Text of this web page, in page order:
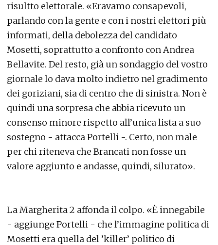
risultto elettorale. «Eravamo consapevoli,
parlando con la gente e con i nostri elettori più
informati, della debolezza del candidato
Mosetti, soprattutto a confronto con Andrea
Bellavite. Del resto, già un sondaggio del vostro
giornale lo dava molto indietro nel gradimento
dei goriziani, sia di centro che di sinistra. Non è
quindi una sorpresa che abbia ricevuto un
consenso minore rispetto all’unica lista a suo
sostegno - attacca Portelli -. Certo, non male
per chi riteneva che Brancati non fosse un
valore aggiunto e andasse, quindi, silurato».
La Margherita 2 affonda il colpo. «È innegabile
- aggiunge Portelli - che l’immagine politica di
Mosetti era quella del ’killer’ politico di